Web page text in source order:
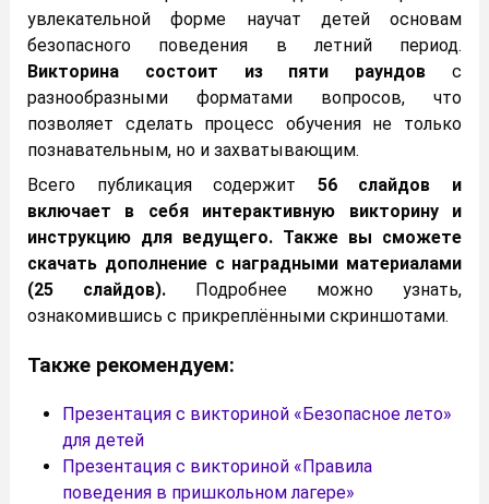
увлекательной форме научат детей основам
безопасного поведения в летний период.
Викторина состоит из пяти раундов с
разнообразными форматами вопросов, что
позволяет сделать процесс обучения не только
познавательным, но и захватывающим.
Всего публикация содержит 56 слайдов и
включает в себя интерактивную викторину и
инструкцию для ведущего. Также вы сможете
скачать дополнение с наградными материалами
(25 слайдов). Подробнее можно узнать,
ознакомившись с прикреплёнными скриншотами.
Также рекомендуем:
Презентация с викториной «Безопасное лето»
для детей
Презентация с викториной «Правила
поведения в пришкольном лагере»